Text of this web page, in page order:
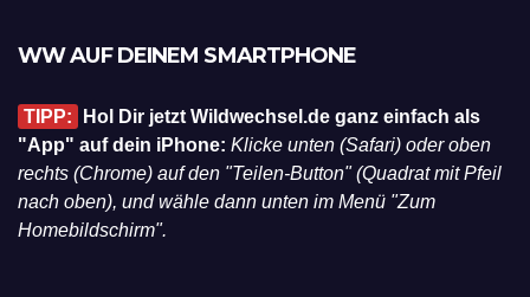
WW AUF DEINEM SMARTPHONE
TIPP:
Hol Dir jetzt Wildwechsel.de ganz einfach als
"App" auf dein iPhone: Klicke unten (Safari) oder oben
rechts (Chrome) auf den "Teilen-Button" (Quadrat mit Pfeil
nach oben), und wähle dann unten im Menü "Zum
Homebildschirm".